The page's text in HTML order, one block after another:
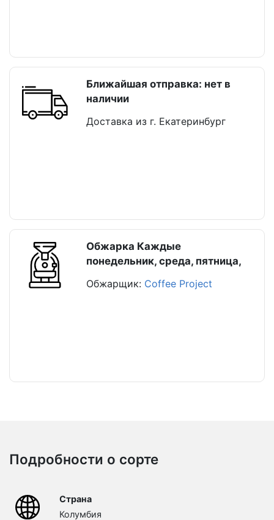
Ближайшая отправка: нет в
наличии
Доставка из г. Екатеринбург
Обжарка Каждые
понедельник, среда, пятница,
Обжарщик: Coffee Project
Подробности о сорте
Страна
Колумбия